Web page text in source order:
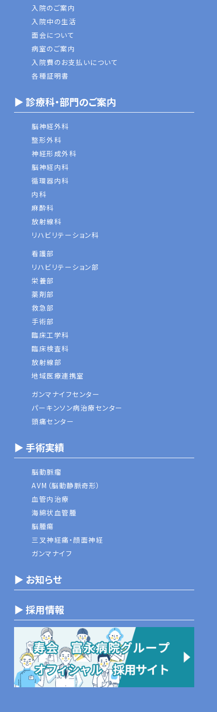
入院のご案内
入院中の生活
面会について
病室のご案内
入院費のお支払いについて
各種証明書
▶ 診療科・部門のご案内
脳神経外科
整形外科
神経形成外科
脳神経内科
循環器内科
内科
麻酔科
放射線科
リハビリテーション科
看護部
リハビリテーション部
栄養部
薬剤部
救急部
手術部
臨床工学科
臨床検査科
放射線部
地域医療連携室
ガンマナイフセンター
パーキンソン病治療センター
頭痛センター
▶ 手術実績
脳動脈瘤
AVM（脳動静脈奇形）
血管内治療
海綿状血管腫
脳腫瘍
三叉神経痛・顔面神経
ガンマナイフ
▶ お知らせ
▶ 採用情報